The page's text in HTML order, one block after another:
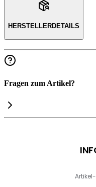
HERSTELLERDETAILS
Fragen zum Artikel?